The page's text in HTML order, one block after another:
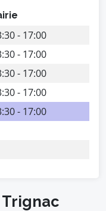
- 17:00
- 17:00
- 17:00
- 17:00
- 17:00